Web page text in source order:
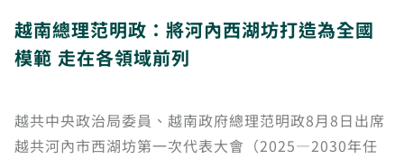
越南總理范明政：將河內西湖坊打造為全國
模範 走在各領域前列
越共中央政治局委員、越南政府總理范明政8月8日出席
越共河內市西湖坊第一次代表大會（2025—2030年任